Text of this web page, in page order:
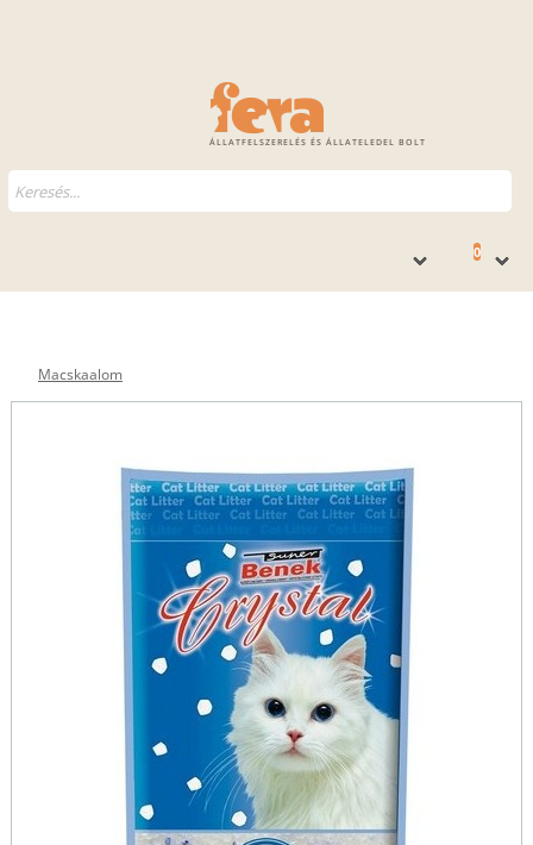
ÁLLATFELSZERELÉS ÉS ÁLLATELEDEL BOLT
0
Macskaalom